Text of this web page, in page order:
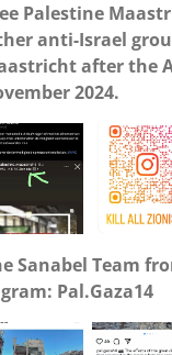
Palestine
anti-Israel
after the
2024.
Sanabel Team
Pal.Gaza14